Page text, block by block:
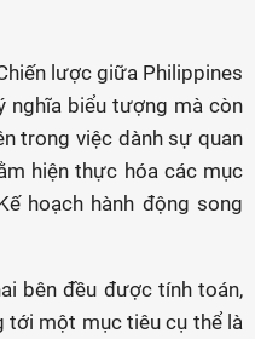
lược giữa Philippines
nghĩa biểu tượng mà còn
trong việc dành sự quan
hiện thực hóa các mục
hoạch hành động song
bên đều được tính toán,
tới một mục tiêu cụ thể là